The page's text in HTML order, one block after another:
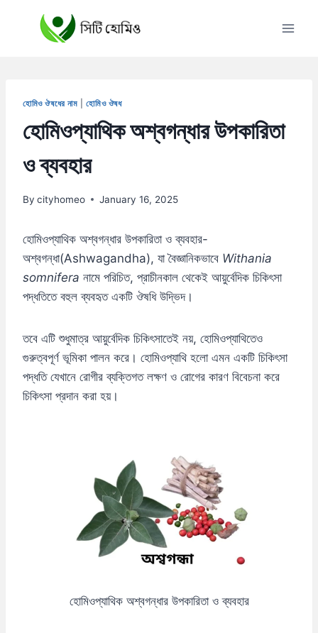
হোমিও ঔষধের নাম |হোমিও ঔষধ
হোমিওপ্যাথিক অশ্বগন্ধার উপকারিতা
ও ব্যবহার
By cityhomeo January 16, 2025
হোমিওপ্যাথিক অশ্বগন্ধার উপকারিতা ও ব্যবহার-
অশ্বগন্ধা(Ashwagandha), যা বৈজ্ঞানিকভাবে Withania
somnifera নামে পরিচিত, প্রাচীনকাল থেকেই আয়ুর্বেদিক চিকিৎসা
পদ্ধতিতে বহুল ব্যবহৃত একটি ঔষধি উদ্ভিদ।
তবে এটি শুধুমাত্র আয়ুর্বেদিক চিকিৎসাতেই নয়, হোমিওপ্যাথিতেও
গুরুত্বপূর্ণ ভূমিকা পালন করে। হোমিওপ্যাথি হলো এমন একটি চিকিৎসা
পদ্ধতি যেখানে রোগীর ব্যক্তিগত লক্ষণ ও রোগের কারণ বিবেচনা করে
চিকিৎসা প্রদান করা হয়।
হোমিওপ্যাথিক অশ্বগন্ধার উপকারিতা ও ব্যবহার